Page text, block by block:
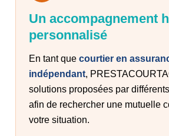
Un accompagnement
personnalisé
En tant que courtier en
indépendant,
solutions proposées par
afin de rechercher une mutuelle
votre situation.